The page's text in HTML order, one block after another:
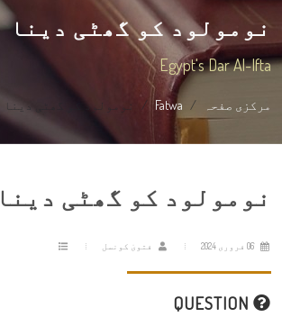
نومولود کو گھٹی دینا
Egypt's Dar Al-Ifta
مرکزی صفحہ Fatwa نومولود کو گھٹی دینا
نومولود کو گھٹی دینا
06 فروری 2024 فتویٰ کونسل